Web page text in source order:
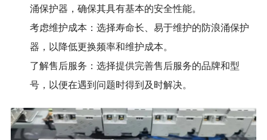
涌保护器，确保其具有基本的安全性能。
考虑维护成本：选择寿命长、易于维护的防浪涌保护
器，以降低更换频率和维护成本。
了解售后服务：选择提供完善售后服务的品牌和型
号，以便在遇到问题时得到及时解决。